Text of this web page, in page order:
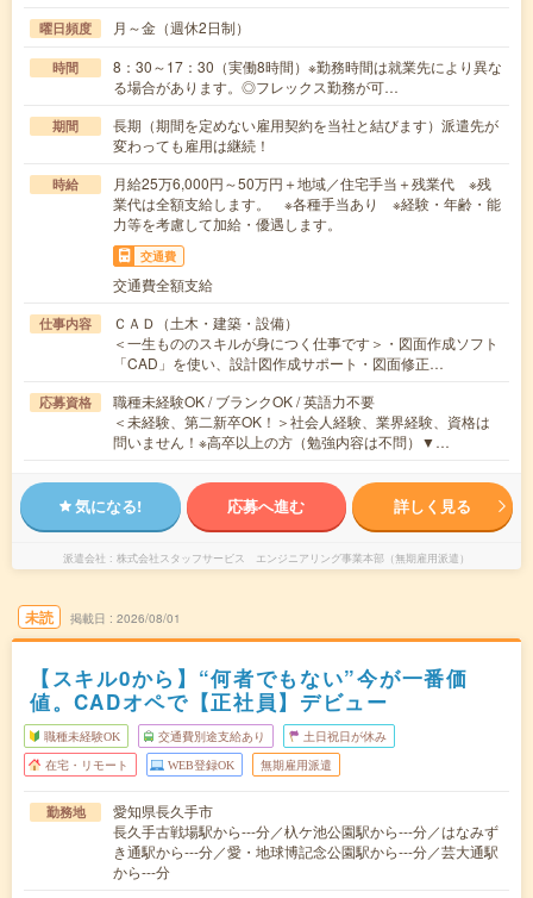
曜日頻度 月～金（週休2日制）
時間
8：30～17：30（実働8時間）※勤務時間は就業先により異な
る場合があります。◎フレックス勤務が可…
期間
長期（期間を定めない雇用契約を当社と結びます）派遣先が
変わっても雇用は継続！
時給
月給25万6,000円～50万円＋地域／住宅手当＋残業代 ※残
業代は全額支給します。 ※各種手当あり ※経験・年齢・能
力等を考慮して加給・優遇します。
交通費
交通費全額支給
仕事内容
ＣＡＤ（土木・建築・設備）
＜一生もののスキルが身につく仕事です＞・図面作成ソフト
「CAD」を使い、設計図作成サポート・図面修正…
応募資格
職種未経験OK / ブランクOK / 英語力不要
＜未経験、第二新卒OK！＞社会人経験、業界経験、資格は
問いません！※高卒以上の方（勉強内容は不問）▼…
気になる! 応募へ進む 詳しく見る
派遣会社 株式会社スタッフサービス エンジニアリング事業本部（無期雇用派遣）
未読 掲載日 2026/08/01
【スキル0から】“何者でもない”今が一番価
値。CADオペで【正社員】デビュー
職種未経験OK 交通費別途支給あり 土日祝日が休み
在宅・リモート WEB登録OK 無期雇用派遣
勤務地
愛知県長久手市
長久手古戦場駅から---分／杁ケ池公園駅から---分／はなみず
き通駅から---分／愛・地球博記念公園駅から---分／芸大通駅
から---分